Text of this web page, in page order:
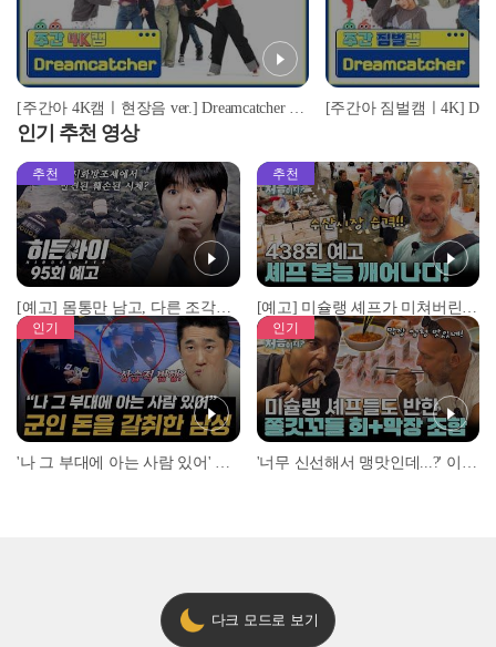
[주간아 4K캠ㅣ현장음 ver.] Dreamcatcher (드림캐쳐) - OOTD l EP.640
인기 추천 영상
추천
[예고] 몸통만 남고, 다른 조각은 어디에..? 시화호에서 드러난 충격적인 토막 살인사건!
추천
[예고] 미슐랭 셰프가 미쳐버린 이유! 본능이 깨어난 사건은?
인기 인기
다크 모드로 보기